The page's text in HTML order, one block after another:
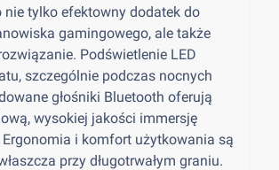
nie tylko efektowny dodatek do
gamingowego, ale także
Podświetlenie LED
szczególnie podczas nocnych
głośniki Bluetooth oferują
wysokiej jakości immersję
i komfort użytkowania są
przy długotrwałym graniu.